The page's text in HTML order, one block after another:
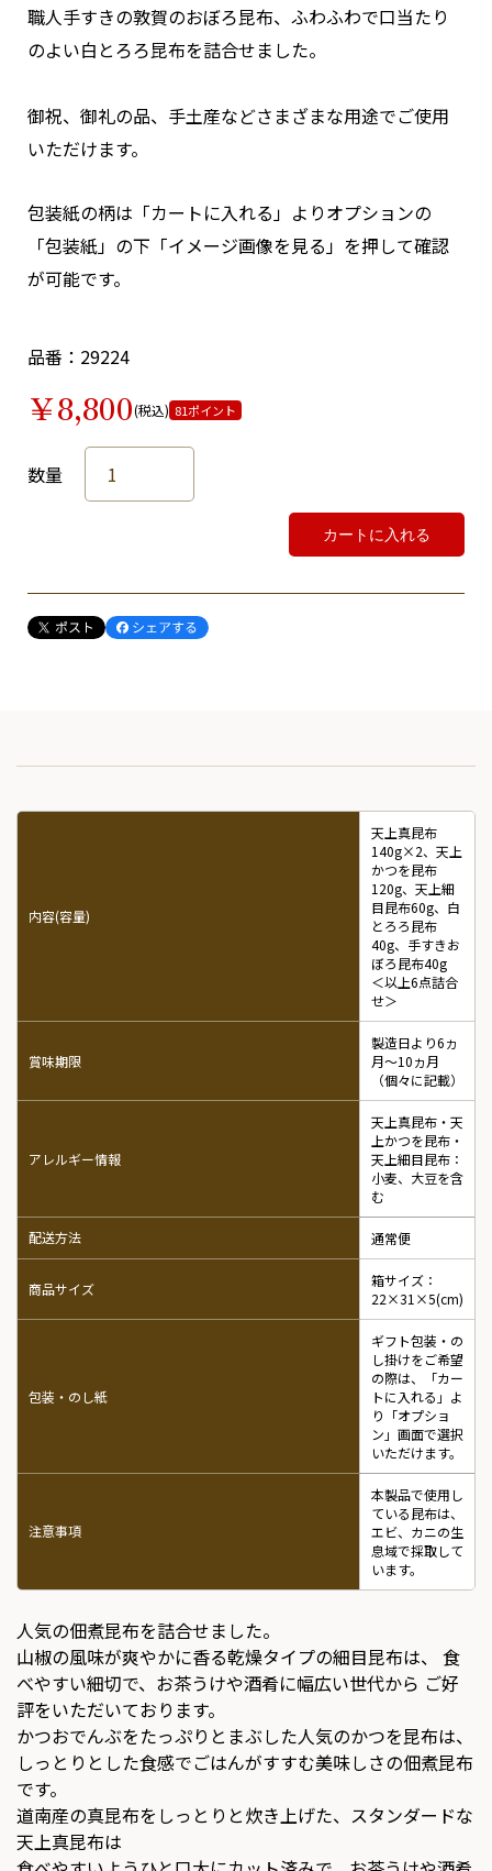
職人手すきの敦賀のおぼろ昆布、ふわふわで口当たり
のよい白とろろ昆布を詰合せました。
御祝、御礼の品、手土産などさまざまな用途でご使用
いただけます。
包装紙の柄は「カートに入れる」よりオプションの
「包装紙」の下「イメージ画像を見る」を押して確認
が可能です。
品番：29224
￥8,800(税込) 81ポイント
数量
カートに入れる
内容(容量)
天上真昆布
140g×2、天上
かつを昆布
120g、天上細
目昆布60g、白
とろろ昆布
40g、手すきお
ぼろ昆布40g
＜以上6点詰合
せ＞
賞味期限
製造日より6ヵ
月～10ヵ月
（個々に記載）
アレルギー情報
天上真昆布・天
上かつを昆布・
天上細目昆布：
小麦、大豆を含
む
配送方法 通常便
商品サイズ
箱サイズ：
22×31×5(cm)
包装・のし紙
ギフト包装・の
し掛けをご希望
の際は、「カー
トに入れる」よ
り「オプショ
ン」画面で選択
いただけます。
注意事項
本製品で使用し
ている昆布は、
エビ、カニの生
息域で採取して
います。
人気の佃煮昆布を詰合せました。
山椒の風味が爽やかに香る乾燥タイプの細目昆布は、 食
べやすい細切で、お茶うけや酒肴に幅広い世代から ご好
評をいただいております。
かつおでんぶをたっぷりとまぶした人気のかつを昆布は、
しっとりとした食感でごはんがすすむ美味しさの佃煮昆布
です。
道南産の真昆布をしっとりと炊き上げた、スタンダードな
天上真昆布は